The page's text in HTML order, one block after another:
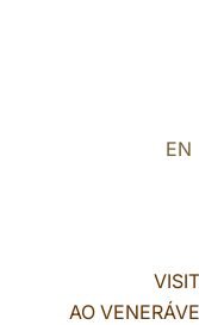
EN
AO